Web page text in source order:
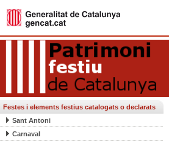
Festes i elements festius catalogats o declarats
Sant Antoni
Carnaval